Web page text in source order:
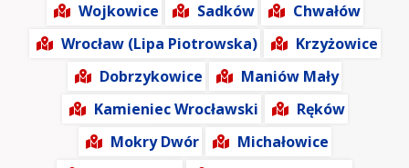
Wojkowice
Sadków
Chwałów
Wrocław (Lipa Piotrowska)
Krzyżowice
Dobrzykowice
Maniów Mały
Kamieniec Wrocławski
Ręków
Mokry Dwór
Michałowice